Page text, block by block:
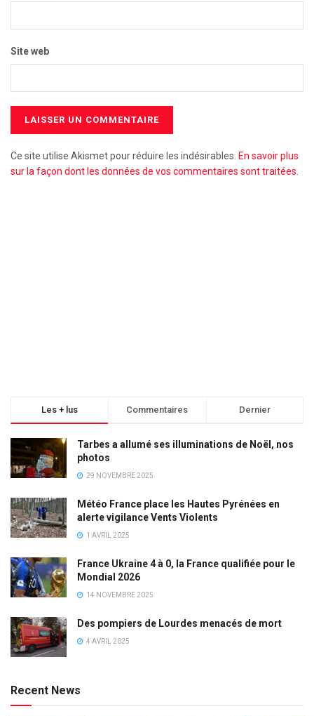
Site web
Ce site utilise Akismet pour réduire les indésirables. En savoir plus
sur la façon dont les données de vos commentaires sont traitées
Les + lus Commentaires Dernier
Tarbes a allumé ses illuminations de Noël, nos
photos
29 NOVEMBRE 2025
Météo France place les Hautes Pyrénées en
alerte vigilance Vents Violents
1 AVRIL 2025
France Ukraine 4 à 0, la France qualifiée pour le
Mondial 2026
14 NOVEMBRE 2025
Des pompiers de Lourdes menacés de mort
4 AVRIL 2025
Recent News